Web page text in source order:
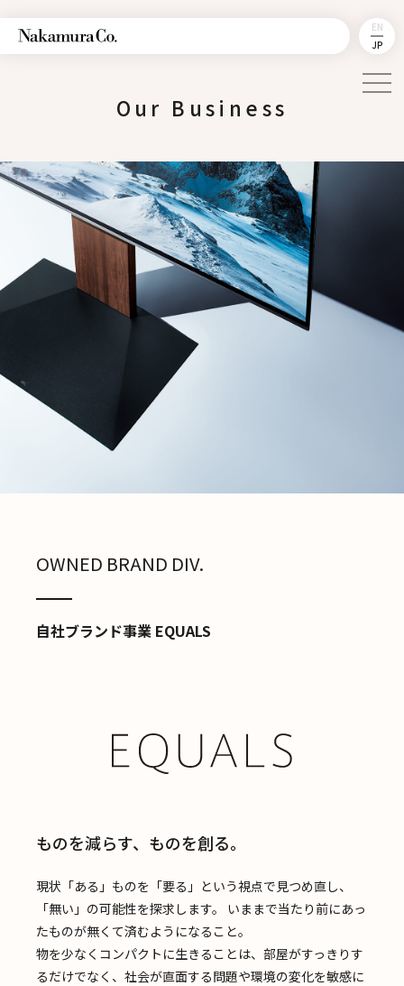
EN
JP
Our Business
OWNED BRAND DIV.
自社ブランド事業 EQUALS
ものを減らす、ものを創る。
現状「ある」ものを「要る」という視点で見つめ直し、
「無い」の可能性を探求します。 いままで当たり前にあっ
たものが無くて済むようになること。
物を少なくコンパクトに生きることは、部屋がすっきりす
るだけでなく、社会が直面する問題や環境の変化を敏感に